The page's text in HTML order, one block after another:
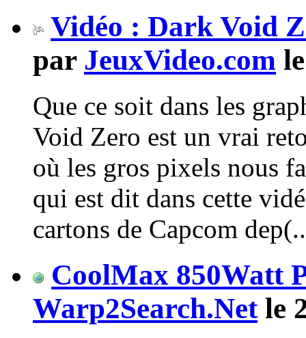
Vidéo : Dark Void
par JeuxVideo.com
Que ce soit dans les
Void Zero est un vrai
où les gros pixels nous
qui est dit dans cette
cartons de Capcom
CoolMax 850Watt
Warp2Search.Netle